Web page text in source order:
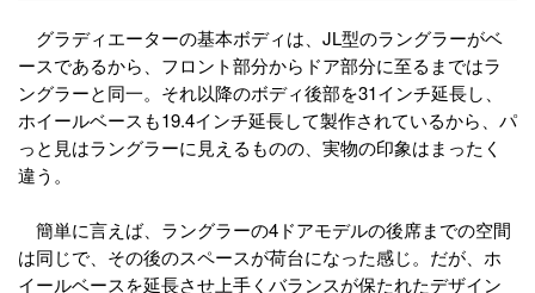
グラディエーターの基本ボディは、JL型のラングラーがベ
ースであるから、フロント部分からドア部分に至るまではラ
ングラーと同一。それ以降のボディ後部を31インチ延長し、
ホイールベースも19.4インチ延長して製作されているから、パ
っと見はラングラーに見えるものの、実物の印象はまったく
違う。
簡単に言えば、ラングラーの4ドアモデルの後席までの空間
は同じで、その後のスペースが荷台になった感じ。だが、ホ
イールベースを延長させ上手くバランスが保たれたデザイン